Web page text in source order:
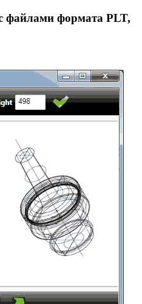
файлами формата PLT,